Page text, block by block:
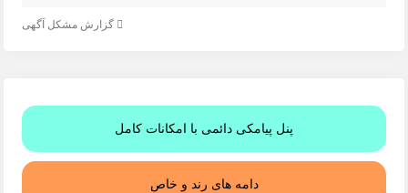
گزارش مشکل آگهی
پنل پیامکی دائمی با امکانات کامل
دامه های رند و خاص